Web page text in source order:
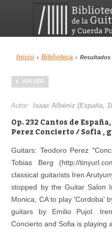
Menu
Biblioteca
Inicio › Biblioteca ›
VOLVER
Autor:Isaac Albéniz (España,
Op. 232 Cantos de
Perez Concierto / Sofia ,
Guitars: Teodoro Perez
Tobias Berg (http://
classical guitarists Iren
stopped by the Guitar Salon
Monica, CA to play 'Cordoba'
guitars by Emilio Pujol.
Concierto and Sofia is playing